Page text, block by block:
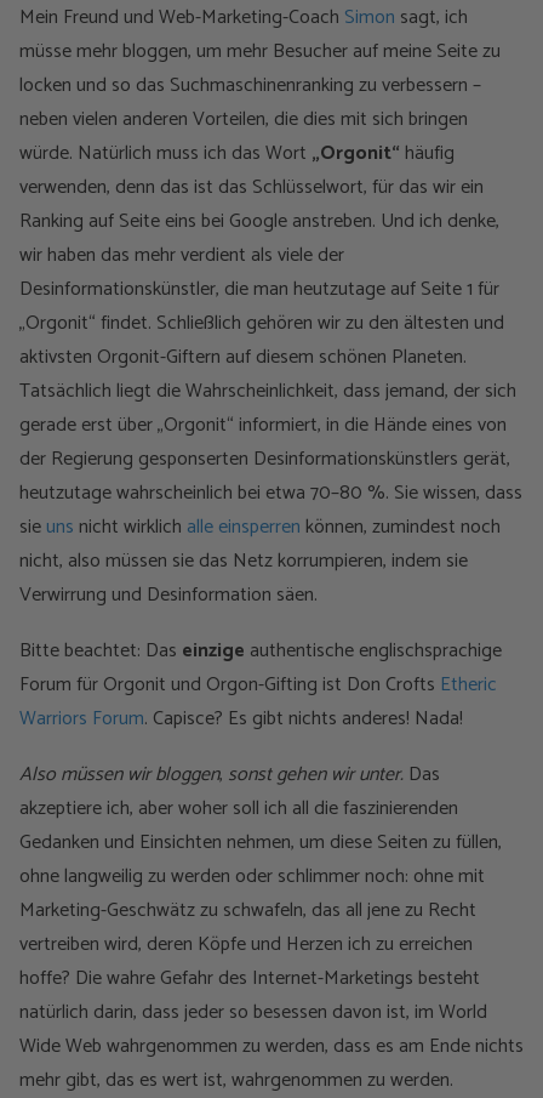
Mein Freund und Web-Marketing-Coach Simon sagt, ich
müsse mehr bloggen, um mehr Besucher auf meine Seite zu
locken und so das Suchmaschinenranking zu verbessern –
neben vielen anderen Vorteilen, die dies mit sich bringen
würde. Natürlich muss ich das Wort „Orgonit“ häufig
verwenden, denn das ist das Schlüsselwort, für das wir ein
Ranking auf Seite eins bei Google anstreben. Und ich denke,
wir haben das mehr verdient als viele der
Desinformationskünstler, die man heutzutage auf Seite 1 für
„Orgonit“ findet. Schließlich gehören wir zu den ältesten und
aktivsten Orgonit-Giftern auf diesem schönen Planeten.
Tatsächlich liegt die Wahrscheinlichkeit, dass jemand, der sich
gerade erst über „Orgonit“ informiert, in die Hände eines von
der Regierung gesponserten Desinformationskünstlers gerät,
heutzutage wahrscheinlich bei etwa 70–80 %. Sie wissen, dass
sieuns nicht wirklich alle einsperren können, zumindest noch
nicht, also müssen sie das Netz korrumpieren, indem sie
Verwirrung und Desinformation säen.
Bitte beachtet: Das einzige authentische englischsprachige
Forum für Orgonit und Orgon-Gifting ist Don Crofts Etheric
Warriors Forum. Capisce? Es gibt nichts anderes! Nada!
Also müssen wir bloggen, sonst gehen wir unter. Das
akzeptiere ich, aber woher soll ich all die faszinierenden
Gedanken und Einsichten nehmen, um diese Seiten zu füllen,
ohne langweilig zu werden oder schlimmer noch: ohne mit
Marketing-Geschwätz zu schwafeln, das all jene zu Recht
vertreiben wird, deren Köpfe und Herzen ich zu erreichen
hoffe? Die wahre Gefahr des Internet-Marketings besteht
natürlich darin, dass jeder so besessen davon ist, im World
Wide Web wahrgenommen zu werden, dass es am Ende nichts
mehr gibt, das es wert ist, wahrgenommen zu werden.